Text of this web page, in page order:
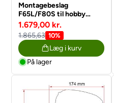
Montagebeslag
F65L/F80S til hobby
campingvogn fra 2014
1.679,00 kr.
1.865,63 10%
Læg i kurv
På lager